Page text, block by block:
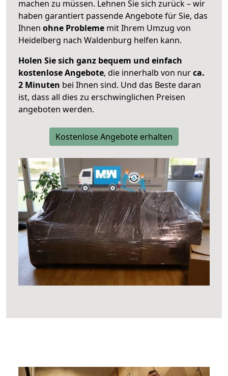
machen zu müssen. Lehnen Sie sich zurück – wir
haben garantiert passende Angebote für Sie, das
Ihnen ohne Probleme mit Ihrem Umzug von
Heidelberg nach Waldenburg helfen kann.
Holen Sie sich ganz bequem und einfach
kostenlose Angebote, die innerhalb von nurca.
2 Minuten bei Ihnen sind. Und das Beste daran
ist, dass all dies zu erschwinglichen Preisen
angeboten werden.
Kostenlose Angebote erhalten